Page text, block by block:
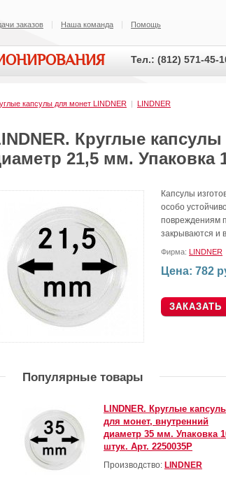
заказов Наша команда Помощь
Тел.: (812) 571-45-
капсулы для монет LINDNER | LINDNER
Круглые
21,5 мм. Упаковка
Капсулы
особо
повреждениям
закрываются и
Фирма: LINDNER
Цена: 782
Популярные товары
LINDNER. Круглые
для монет, внутренний
диаметр 35 мм. Упаковка
штук. Арт. 2250035P
Производство: LINDNER